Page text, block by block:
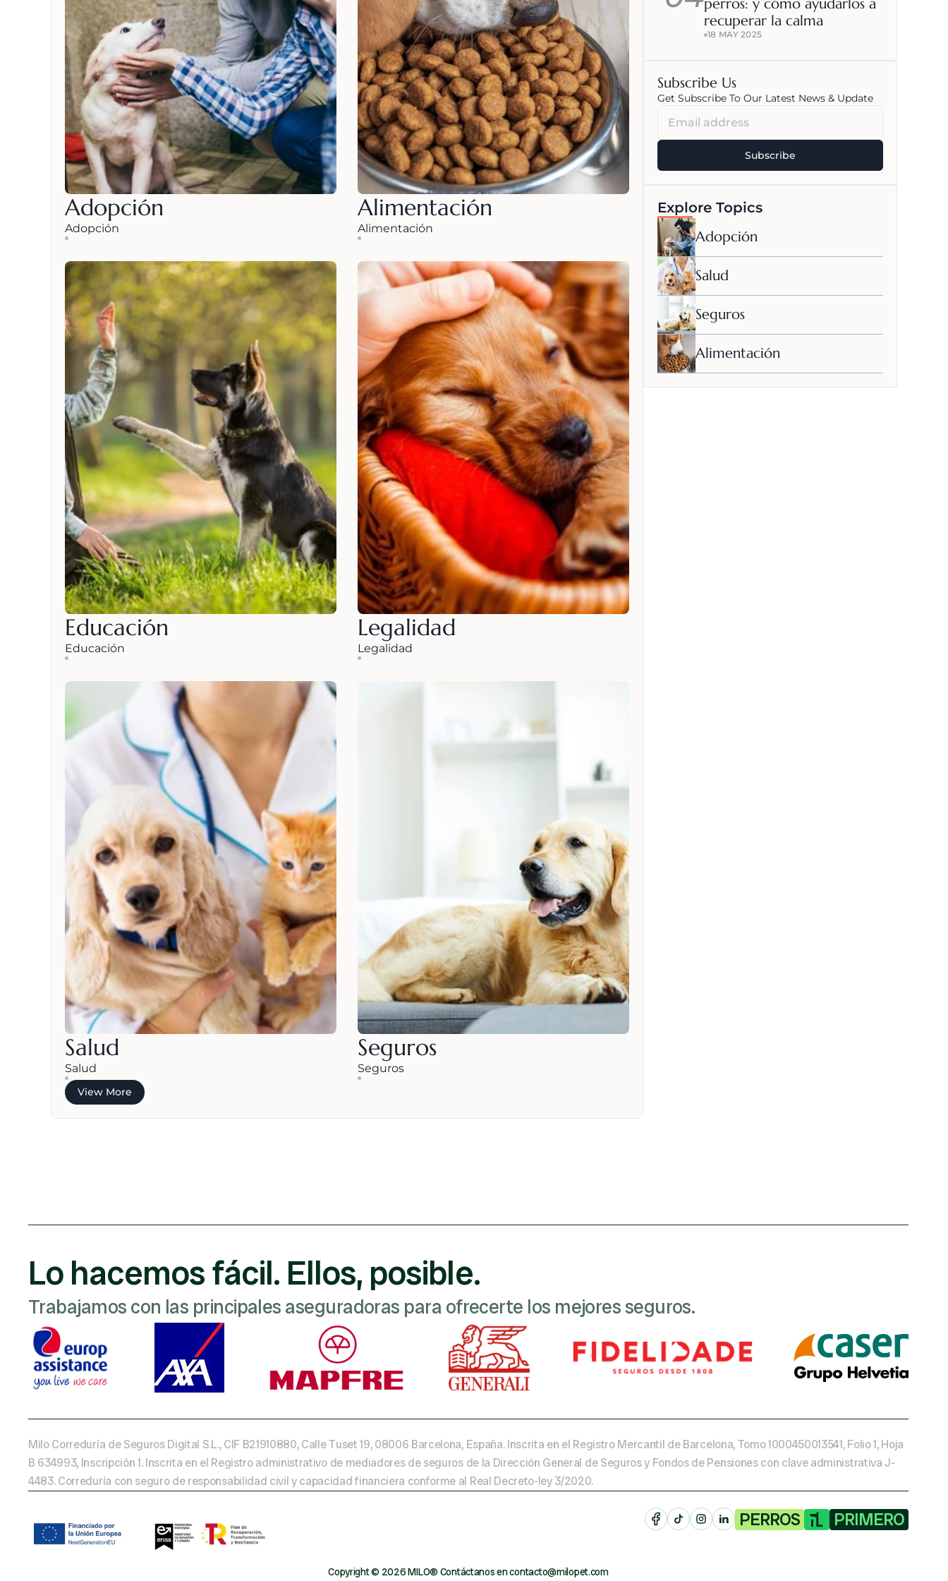
Adopción
Adopción
Alimentación
Alimentación
Educación
Educación
Legalidad
Legalidad
Salud
Salud
Seguros
Seguros
View More
perros: y cómo ayudarlos a
recuperar la calma
18 MAY 2025
Subscribe Us
Get Subscribe To Our Latest News & Update
Explore Topics
Adopción
Salud
Seguros
Alimentación
Lo hacemos fácil. Ellos, posible.
Trabajamos con las principales aseguradoras para ofrecerte los mejores seguros.
Milo Correduría de Seguros Digital S.L., CIF B21910880, Calle Tuset 19, 08006 Barcelona, España. Inscrita en el Registro Mercantil de Barcelona, Tomo 1000450013541, Folio 1, Hoja
B 634993, Inscripción 1. Inscrita en el Registro administrativo de mediadores de seguros de la Dirección General de Seguros y Fondos de Pensiones con clave administrativa J-
4483. Correduría con seguro de responsabilidad civil y capacidad financiera conforme al Real Decreto-ley 3/2020.
PERROS PRIMERO
Copyright ©️ 2026 MILO®️ Contáctanos en contacto@milopet.com